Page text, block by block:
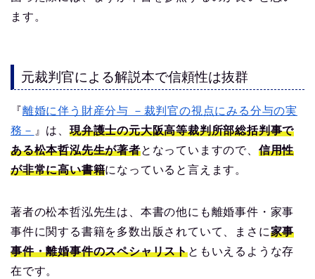
ます。
元裁判官による解説本で信頼性は抜群
『離婚に伴う財産分与 －裁判官の視点にみる分与の実
務－ 』は、現弁護士の元大阪高等裁判所部総括判事で
ある松本哲泓先生が著者となっていますので、 信用性
が非常に高い書籍になっていると言えます。
著者の松本哲泓先生は、本書の他にも離婚事件・家事
事件に関する書籍を多数出版されていて、まさに家事
事件・離婚事件のスペシャリストともいえるような存
在です。